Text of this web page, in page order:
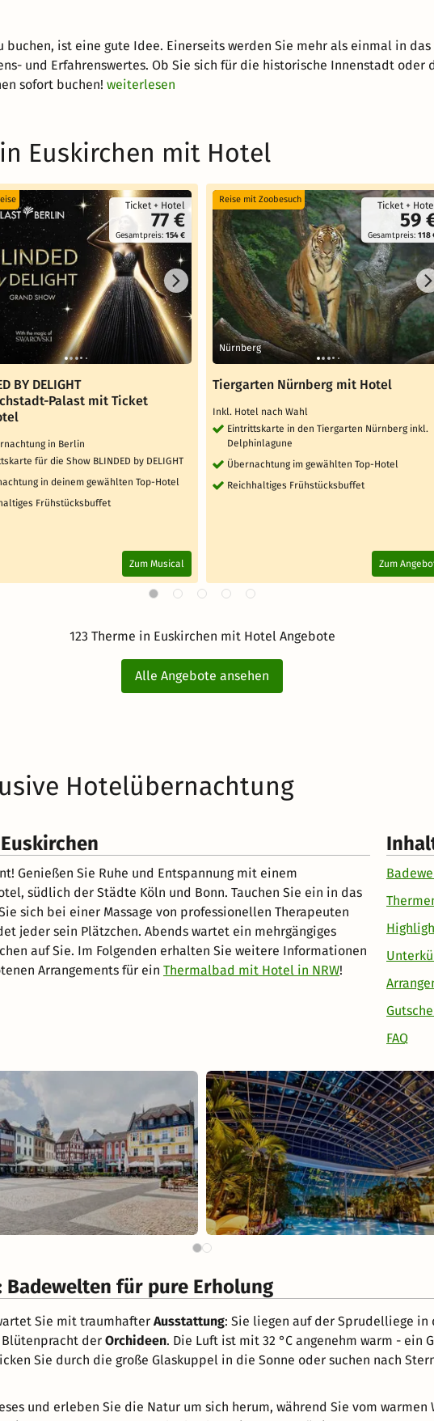
buchen, ist eine gute Idee. Einerseits werden Sie mehr als einmal in
und Erfahrenswertes. Ob Sie sich für die historische Innenstadt oder
sofort buchen! weiterlesen
Euskirchen mit Hotel
Ticket + Hotel
77 €
Gesamtpreis: 154 €
BY DELIGHT
Palast mit Ticket
in Berlin
für die Show BLINDED by DELIGHT
in deinem gewählten Top-Hotel
Frühstücksbuffet
Zum Musical
Ticket +
59
Gesamtpreis: 118
Reise mit Zoobesuch
Nürnberg
Tiergarten Nürnberg mit Hotel
Inkl. Hotel nach Wahl
Eintrittskarte in den Tiergarten Nürnberg inkl.
Delphinlagune
Übernachtung im gewählten Top-Hotel
Reichhaltiges Frühstücksbuffet
Zum
123 Therme in Euskirchen mit Hotel Angebote
Alle Angebote ansehen
Hotelübernachtung
Genießen Sie Ruhe und Entspannung mit einem
südlich der Städte Köln und Bonn. Tauchen Sie ein in das
sich bei einer Massage von professionellen Therapeuten
jeder sein Plätzchen. Abends wartet ein mehrgängiges
auf Sie. Im Folgenden erhalten Sie weitere Informationen
Arrangements für ein Thermalbad mit Hotel in NRW!
FAQ
für pure Erholung
Sie mit traumhafter Ausstattung: Sie liegen auf der Sprudelliege in
Blütenpracht der Orchideen. Die Luft ist mit 32 °C angenehm warm -
Sie durch die große Glaskuppel in die Sonne oder suchen nach
und erleben Sie die Natur um sich herum, während Sie vom warmen